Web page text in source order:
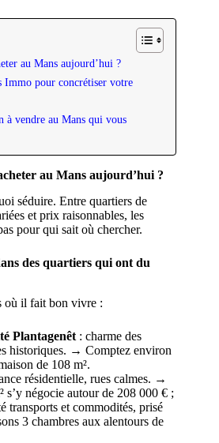
au Mans aujourd’hui ?
Immo pour concrétiser votre
à vendre au Mans qui vous
au Mans aujourd’hui ?
séduire. Entre quartiers de
et prix raisonnables, les
pour qui sait où chercher.
des quartiers qui ont du
où il fait bon vivre :
Plantagenêt : charme des
historiques. → Comptez environ
de 108 m².
résidentielle, rues calmes. →
s’y négocie autour de 208 000 € ;
transports et commodités, prisé
3 chambres aux alentours de